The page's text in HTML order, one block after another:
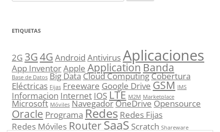
ETIQUETAS
2G 3G4G Android AntivirusAplicaciones
App InventorApple Application Banda
Base de Datos Big DataCloud ComputingCobertura
Eléctricas Fijas Freeware Google Drive GSM IMS
Informacion Internet IOS LTE M2M Marketplace
Microsoft Móviles NavegadorOneDriveOpensource
Oracle Programa Redes Redes Fijas
Redes Móviles RouterSaaS Scratch Shareware